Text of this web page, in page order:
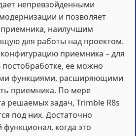
непревзойденными
и позволяет
наилучшим
для работы над проектом.
приемника – для
постобработке, ее можно
функциями, расширяющими
приемника. По мере
решаемых задач, Trimble R8s
под них. Достаточно
когда это